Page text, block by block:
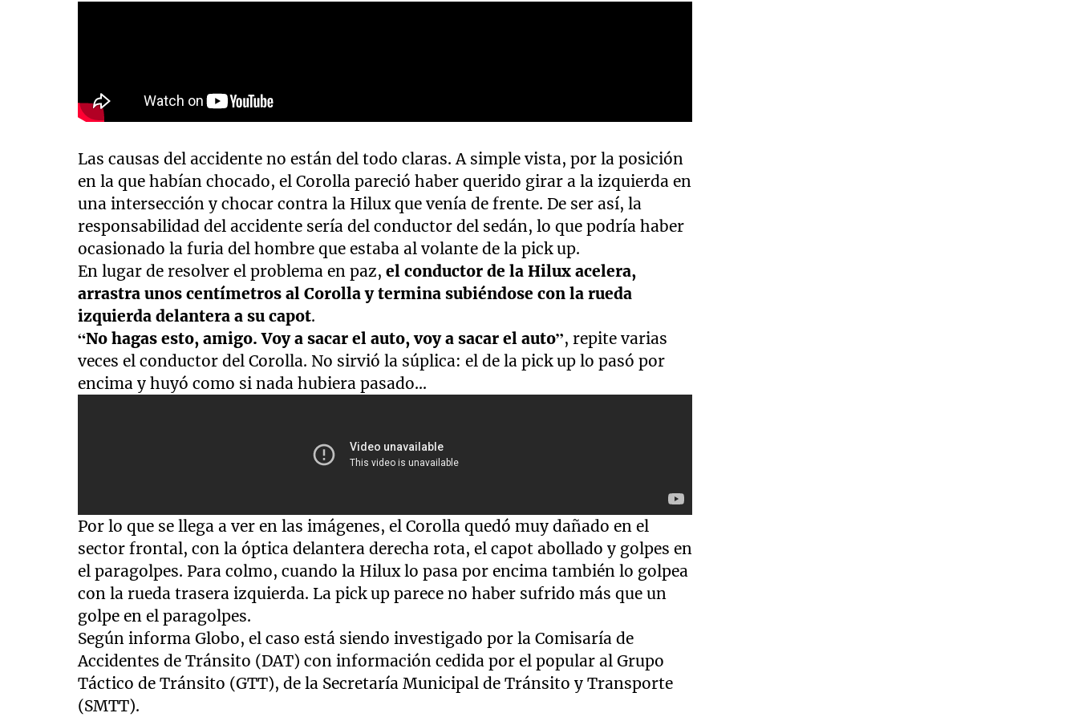
Las causas del accidente no están del todo claras. A simple vista, por la posición
en la que habían chocado, el Corolla pareció haber querido girar a la izquierda en
una intersección y chocar contra la Hilux que venía de frente. De ser así, la
responsabilidad del accidente sería del conductor del sedán, lo que podría haber
ocasionado la furia del hombre que estaba al volante de la pick up.
En lugar de resolver el problema en paz, el conductor de la Hilux acelera,
arrastra unos centímetros al Corolla y termina subiéndose con la rueda
izquierda delantera a su capot.
“No hagas esto, amigo. Voy a sacar el auto, voy a sacar el auto”, repite varias
veces el conductor del Corolla. No sirvió la súplica: el de la pick up lo pasó por
encima y huyó como si nada hubiera pasado...
Por lo que se llega a ver en las imágenes, el Corolla quedó muy dañado en el
sector frontal, con la óptica delantera derecha rota, el capot abollado y golpes en
el paragolpes. Para colmo, cuando la Hilux lo pasa por encima también lo golpea
con la rueda trasera izquierda. La pick up parece no haber sufrido más que un
golpe en el paragolpes.
Según informa Globo, el caso está siendo investigado por la Comisaría de
Accidentes de Tránsito (DAT) con información cedida por el popular al Grupo
Táctico de Tránsito (GTT), de la Secretaría Municipal de Tránsito y Transporte
(SMTT).